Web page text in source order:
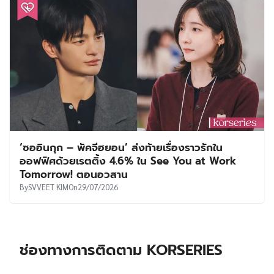
‘ซออินกุก – พัคจีฮยอน’ ส่งท้ายเรื่องราวรักใน
ออฟฟิศด้วยเรตติ้ง 4.6% ใน See You at Work
Tomorrow! ตอนอวสาน
BySVVEET KIMOn29/07/2026
ช่องทางการติดตาม KORSERIES